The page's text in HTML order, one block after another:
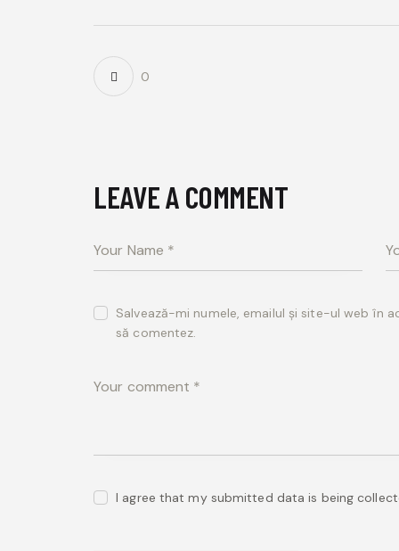
0
LEAVE A COMMENT
Salvează-mi numele, emailul și site-ul web în
să comentez.
I agree that my submitted data is being